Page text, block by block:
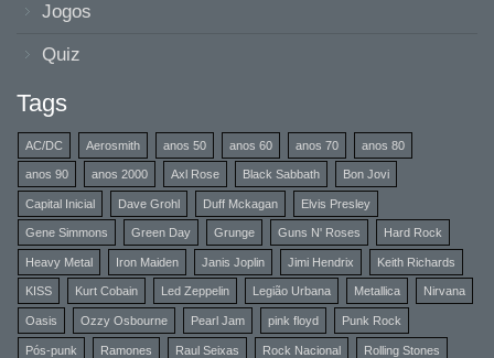
Jogos
Quiz
Tags
AC/DC Aerosmith anos 50 anos 60 anos 70 anos 80
anos 90 anos 2000 Axl Rose Black Sabbath Bon Jovi
Capital Inicial Dave Grohl Duff Mckagan Elvis Presley
Gene Simmons Green Day Grunge Guns N' Roses Hard Rock
Heavy Metal Iron Maiden Janis Joplin Jimi Hendrix Keith Richards
KISS Kurt Cobain Led Zeppelin Legião Urbana Metallica Nirvana
Oasis Ozzy Osbourne Pearl Jam pink floyd Punk Rock
Pós-punk Ramones Raul Seixas Rock Nacional Rolling Stones